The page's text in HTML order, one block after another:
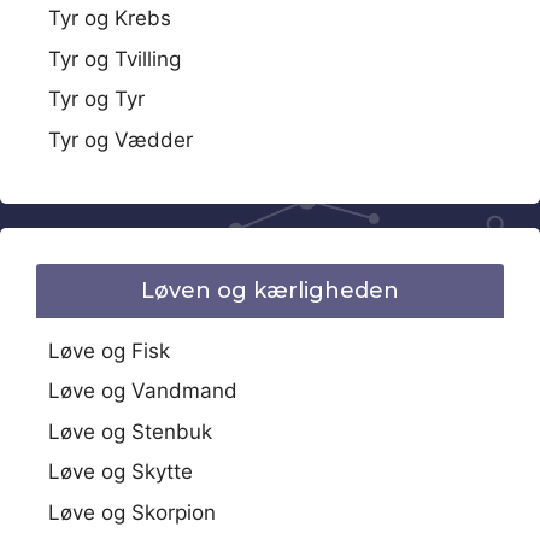
Tyr og Krebs
Tyr og Tvilling
Tyr og Tyr
Tyr og Vædder
Løven og kærligheden
Løve og Fisk
Løve og Vandmand
Løve og Stenbuk
Løve og Skytte
Løve og Skorpion